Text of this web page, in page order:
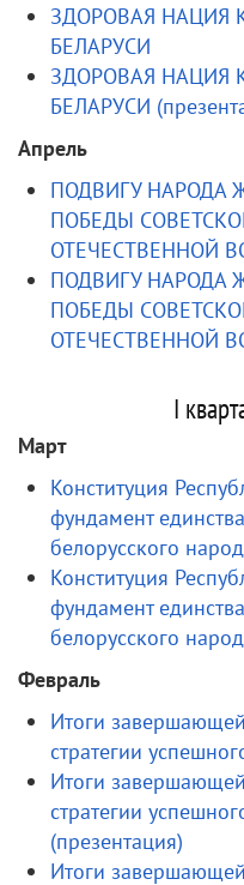
ЗДОРОВАЯ НАЦИЯ
БЕЛАРУСИ
ЗДОРОВАЯ НАЦИЯ
БЕЛАРУСИ
Апрель
ПОДВИГУ НАРОДА
ПОБЕДЫ
ОТЕЧЕСТВЕННОЙ
ПОДВИГУ НАРОДА
ПОБЕДЫ
ОТЕЧЕСТВЕННОЙ
I
Март
Конституция
фундамент
белорусского
Конституция
фундамент
белорусского
Февраль
Итоги
стратегии
Итоги
стратегии
(презентация)
Итоги